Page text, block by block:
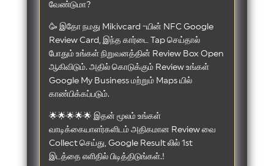
வேண்டுமா?
🥳 இதோ நமது Mikivcard -யின் NFC Google
Review Card, இந்த கார்டை Tap செய்தால்
போதும் உங்கள் நிறுவனத்தின் Review Box Open
ஆகிவிடும். அதில் கொடுக்கும் Review உங்கள்
Google My Business மற்றும் Maps யில்
காண்பிக்கப்படும்.
🌟🌟🌟🌟🌟 இதன் மூலம் உங்கள்
வாடிக்கையாளர்களிடம் அதிகமான Review வை
Collect செய்து, Google Result லில் 1st
இடத்தை எளிதில் பிடித்திடுங்கள்.!